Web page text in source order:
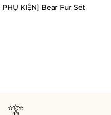
PHỤ KIỆN] Bear Fur Set